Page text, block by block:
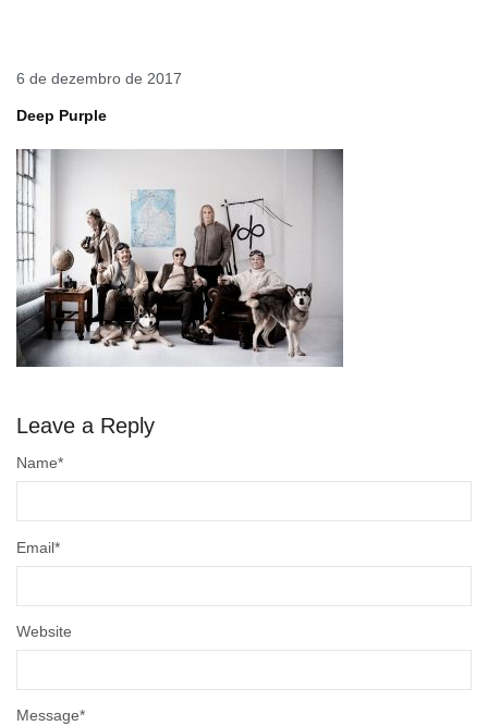
6 de dezembro de 2017
Deep Purple
Leave a Reply
Message*
Name*
Email*
Website